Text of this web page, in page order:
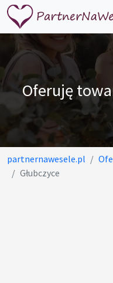
Oferuję
partnernawesele.pl
Głubczyce